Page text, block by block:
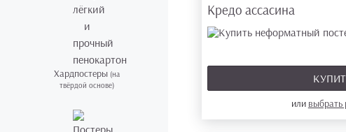
Хардпостеры (на
твёрдой основе)
Кредо ассасина
или выбрать